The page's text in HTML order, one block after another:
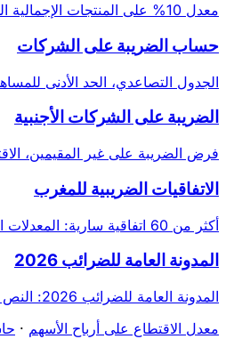
معدل 10% على المنتجات الإجمالية المدفوعة لغير المقيمين والاتفاقيات الضريبية.
حساب الضريبة على الشركات
الجدول التصاعدي، الحد الأدنى
الضريبة على الشركات الأجنبية
فرض الضريبة على غير المقيمين،
الاتفاقيات الضريبية للمغرب
أكثر من 60 اتفاقية سارية: المعدلات الاتفاقية وإزالة الازدواج الضريبي.
المدونة العامة للضرائب 2026
المدونة العامة للضرائب 2026: النص الكامل ومستجدات قانون المالية.
معدل الاقتطاع على أرباح الأسهم ·